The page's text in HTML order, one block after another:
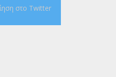
στο Twitter